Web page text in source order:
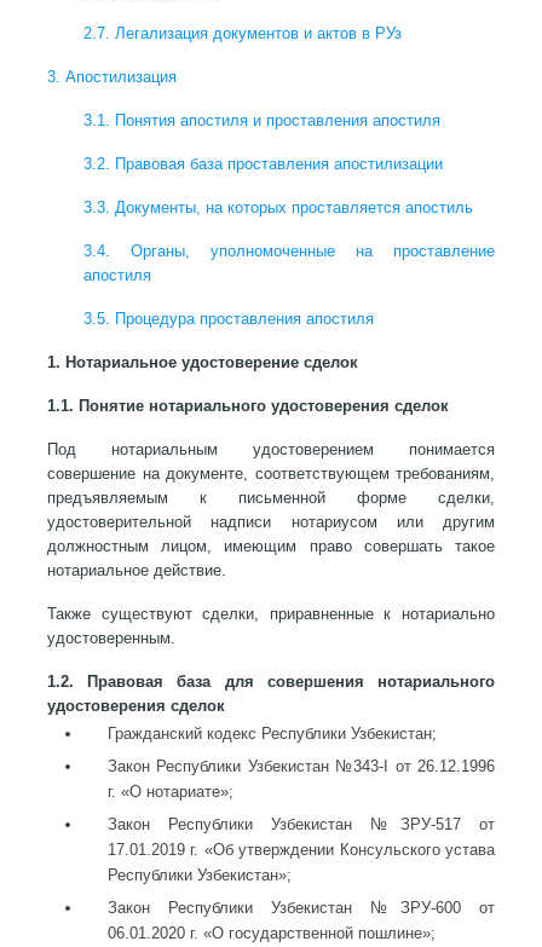
2.7. Легализация документов и актов в РУз
3. Апостилизация
3.1. Понятия апостиля и проставления апостиля
3.2. Правовая база проставления апостилизации
3.3. Документы, на которых проставляется апостиль
3.4. Органы, уполномоченные на проставление
апостиля
3.5. Процедура проставления апостиля
1. Нотариальное удостоверение сделок
1.1. Понятие нотариального удостоверения сделок
Под нотариальным удостоверением понимается
совершение на документе, соответствующем требованиям,
предъявляемым к письменной форме сделки,
удостоверительной надписи нотариусом или другим
должностным лицом, имеющим право совершать такое
нотариальное действие.
Также существуют сделки, приравненные к нотариально
удостоверенным.
1.2. Правовая база для совершения нотариального
удостоверения сделок
Гражданский кодекс Республики Узбекистан;
Закон Республики Узбекистан №343-I от 26.12.1996
г. «О нотариате»;
Закон Республики Узбекистан №ЗРУ-517 от
17.01.2019 г. «Об утверждении Консульского устава
Республики Узбекистан»;
Закон Республики Узбекистан №ЗРУ-600 от
06.01.2020 г. «О государственной пошлине»;